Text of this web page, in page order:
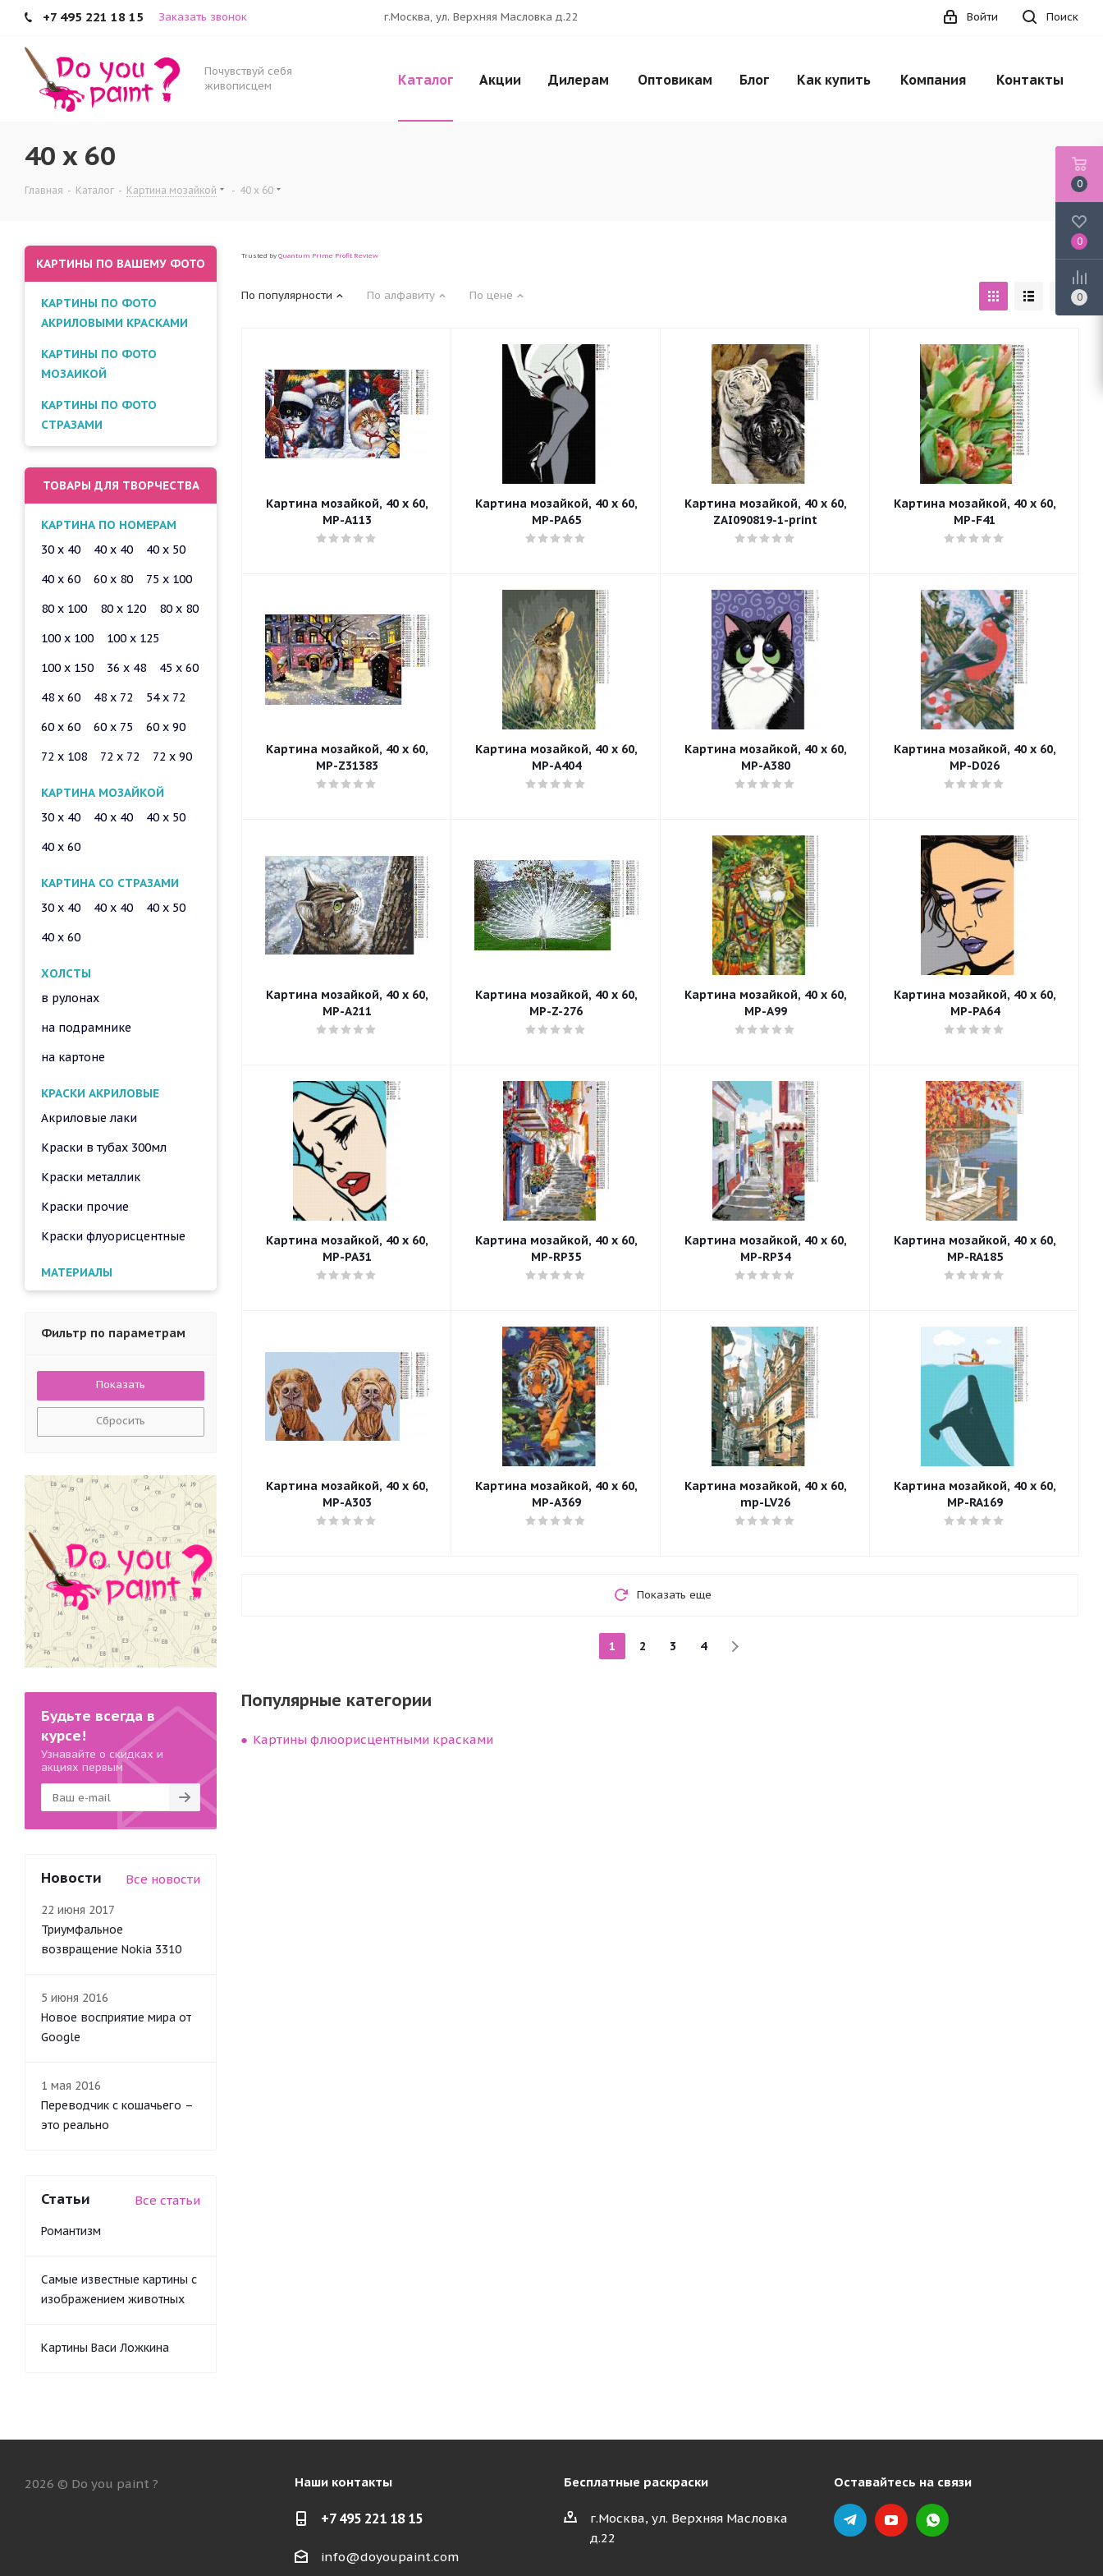
+7 495 221 18 15 Заказать звонок г.Москва, ул. Верхняя Масловка д.22 Поиск
Войти
Почувствуй себя
живописцем
Каталог Акции Дилерам Оптовикам Блог Как купить Компания Контакты
40 x 60
Главная - Каталог - Картина мозайкой - 40 x 60
Trusted by Quantum Prime Profit Review
По популярности По алфавиту По цене
Картина мозайкой, 40 x 60,
MP-A113
Картина мозайкой, 40 x 60,
MP-PA65
Картина мозайкой, 40 x 60,
ZAI090819-1-print
Картина мозайкой, 40 x 60,
MP-F41
Картина мозайкой, 40 x 60,
MP-Z31383
Картина мозайкой, 40 x 60,
MP-A404
Картина мозайкой, 40 x 60,
MP-A380
Картина мозайкой, 40 x 60,
MP-D026
Картина мозайкой, 40 x 60,
MP-A211
Картина мозайкой, 40 x 60,
MP-Z-276
Картина мозайкой, 40 x 60,
MP-A99
Картина мозайкой, 40 x 60,
MP-PA64
Картина мозайкой, 40 x 60,
MP-PA31
Картина мозайкой, 40 x 60,
MP-RP35
Картина мозайкой, 40 x 60,
MP-RP34
Картина мозайкой, 40 x 60,
MP-RA185
Картина мозайкой, 40 x 60,
MP-A303
Картина мозайкой, 40 x 60,
MP-A369
Картина мозайкой, 40 x 60,
mp-LV26
Картина мозайкой, 40 x 60,
MP-RA169
Показать еще
1 2 3 4
Популярные категории
Картины флюорисцентными красками
КАРТИНЫ ПО ВАШЕМУ ФОТО
КАРТИНЫ ПО ФОТО
АКРИЛОВЫМИ КРАСКАМИ
КАРТИНЫ ПО ФОТО
МОЗАИКОЙ
КАРТИНЫ ПО ФОТО
СТРАЗАМИ
ТОВАРЫ ДЛЯ ТВОРЧЕСТВА
КАРТИНА ПО НОМЕРАМ
30 x 40
40 x 40
40 x 50
40 x 60
60 x 80
75 x 100
80 x 100
80 x 120
80 x 80
100 x 100
100 x 125
100 x 150
36 x 48
45 x 60
48 x 60
48 x 72
54 x 72
60 x 60
60 x 75
60 x 90
72 x 108
72 x 72 72 x 90
КАРТИНА МОЗАЙКОЙ
30 x 40
40 x 40
40 x 50
40 x 60
КАРТИНА СО СТРАЗАМИ
30 x 40
40 x 40
40 x 50
40 x 60
ХОЛСТЫ
в рулонах
на подрамнике
на картоне
КРАСКИ АКРИЛОВЫЕ
Акриловые лаки
Краски в тубах 300мл
Краски металлик
Краски прочие
Краски флуорисцентные
МАТЕРИАЛЫ
Фильтр по параметрам
Сбросить
Будьте всегда в
курсе!
Узнавайте о скидках и
акциях первым
Новости Все новости
22 июня 2017
Триумфальное
возвращение Nokia 3310
5 июня 2016
Новое восприятие мира от
Google
1 мая 2016
Переводчик с кошачьего –
это реально
Статьи Все статьи
Романтизм
Самые известные картины с
изображением животных
Картины Васи Ложкина
2026 © Do you paint ? Наши контакты Бесплатные раскраски
+7 495 221 18 15
info@doyoupaint.com
г.Москва, ул. Верхняя Масловка
д.22
Оставайтесь на связи
0
0
0